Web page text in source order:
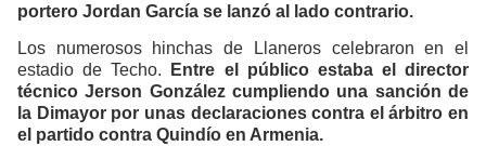
portero Jordan García se lanzó al lado contrario.
Los numerosos hinchas de Llaneros celebraron en el
estadio de Techo.
Entre el público estaba el director
técnico Jerson González cumpliendo una sanción de
la Dimayor por unas declaraciones contra el árbitro en
el partido contra Quindío en Armenia.